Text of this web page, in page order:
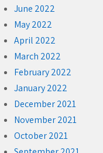
June 2022
May 2022
April 2022
March 2022
February 2022
January 2022
December 2021
November 2021
October 2021